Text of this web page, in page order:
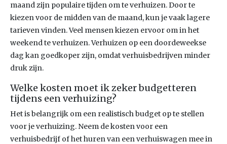
maand zijn populaire tijden om te verhuizen. Door te
kiezen voor de midden van de maand, kun je vaak lagere
tarieven vinden. Veel mensen kiezen ervoor om in het
weekend te verhuizen. Verhuizen op een doordeweekse
dag kan goedkoper zijn, omdat verhuisbedrijven minder
druk zijn.
Welke kosten moet ik zeker budgetteren
tijdens een verhuizing?
Het is belangrijk om een realistisch budget op te stellen
voor je verhuizing. Neem de kosten voor een
verhuisbedrijf of het huren van een verhuiswagen mee in